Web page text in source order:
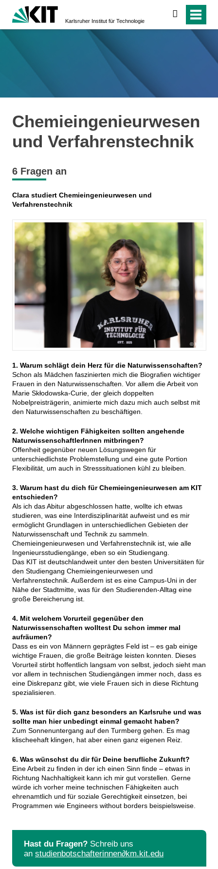
Karlsruher Institut für Technologie
suchen
Chemieingenieurwesen
und Verfahrenstechnik
6 Fragen an
Clara studiert Chemieingenieurwesen und
Verfahrenstechnik
KIT
1. Warum schlägt dein Herz für die Naturwissenschaften?
Schon als Mädchen faszinierten mich die Biografien wichtiger
Frauen in den Naturwissenschaften. Vor allem die Arbeit von
Marie Skłodowska-Curie, der gleich doppelten
Nobelpreisträgerin, animierte mich dazu mich auch selbst mit
den Naturwissenschaften zu beschäftigen.
2. Welche wichtigen Fähigkeiten sollten angehende
NaturwissenschaftlerInnen mitbringen?
Offenheit gegenüber neuen Lösungswegen für
unterschiedlichste Problemstellung und eine gute Portion
Flexibilität, um auch in Stresssituationen kühl zu bleiben.
3. Warum hast du dich für Chemieingenieurwesen am KIT
entschieden?
Als ich das Abitur abgeschlossen hatte, wollte ich etwas
studieren, was eine Interdisziplinarität aufweist und es mir
ermöglicht Grundlagen in unterschiedlichen Gebieten der
Naturwissenschaft und Technik zu sammeln.
Chemieingenieurwesen und Verfahrenstechnik ist, wie alle
Ingenieursstudiengänge, eben so ein Studiengang.
Das KIT ist deutschlandweit unter den besten Universitäten für
den Studiengang Chemieingenieurwesen und
Verfahrenstechnik. Außerdem ist es eine Campus-Uni in der
Nähe der Stadtmitte, was für den Studierenden-Alltag eine
große Bereicherung ist.
4. Mit welchem Vorurteil gegenüber den
Naturwissenschaften wolltest Du schon immer mal
aufräumen?
Dass es ein von Männern geprägtes Feld ist – es gab einige
wichtige Frauen, die große Beiträge leisten konnten. Dieses
Vorurteil stirbt hoffentlich langsam von selbst, jedoch sieht man
vor allem in technischen Studiengängen immer noch, dass es
eine Diskrepanz gibt, wie viele Frauen sich in diese Richtung
spezialisieren.
5. Was ist für dich ganz besonders an Karlsruhe und was
sollte man hier unbedingt einmal gemacht haben?
Zum Sonnenuntergang auf den Turmberg gehen. Es mag
klischeehaft klingen, hat aber einen ganz eigenen Reiz.
6. Was wünschst du dir für Deine berufliche Zukunft?
Eine Arbeit zu finden in der ich einen Sinn finde – etwas in
Richtung Nachhaltigkeit kann ich mir gut vorstellen. Gerne
würde ich vorher meine technischen Fähigkeiten auch
ehrenamtlich und für soziale Gerechtigkeit einsetzen, bei
Programmen wie Engineers without borders beispielsweise.
Hast du Fragen? Schreib uns
an studienbotschafterinnen∂km.kit.edu